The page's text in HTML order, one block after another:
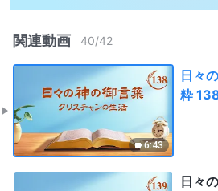
関連動画 40/42
6:43
日々
粋
日々